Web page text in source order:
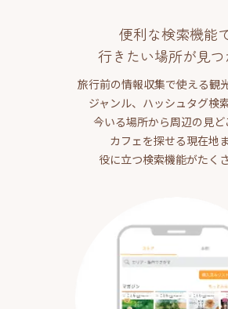
便利な検索機能
行きたい場所が見つ
旅行前の情報収集で使える観光
ジャンル、ハッシュタグ検索
今いる場所から周辺の見ど
カフェを探せる現在地
役に立つ検索機能がたくさ